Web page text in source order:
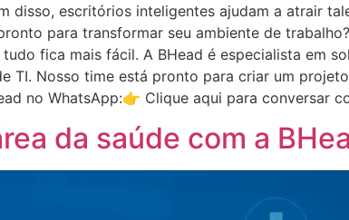
disso, escritórios inteligentes ajudam a atrair
para transformar seu ambiente de
fica mais fácil. A BHead é especialista em
TI. Nosso time está pronto para criar um
no WhatsApp:👉 Clique aqui para conversar
da saúde com a